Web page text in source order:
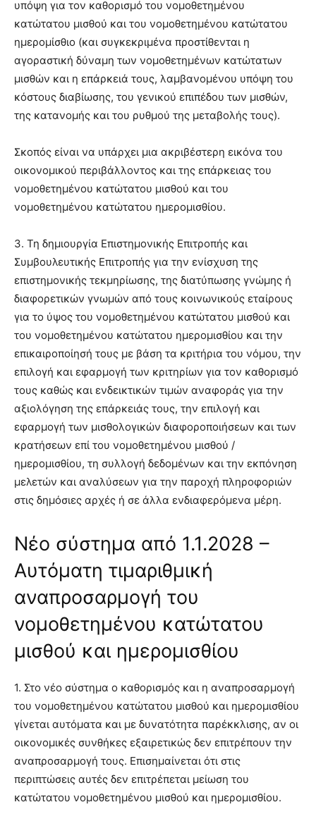
υπόψη για τον καθορισμό του νομοθετημένου
κατώτατου μισθού και του νομοθετημένου κατώτατου
ημερομίσθιο (και συγκεκριμένα προστίθενται η
αγοραστική δύναμη των νομοθετημένων κατώτατων
μισθών και η επάρκειά τους, λαμβανομένου υπόψη του
κόστους διαβίωσης, του γενικού επιπέδου των μισθών,
της κατανομής και του ρυθμού της μεταβολής τους).
Σκοπός είναι να υπάρχει μια ακριβέστερη εικόνα του
οικονομικού περιβάλλοντος και της επάρκειας του
νομοθετημένου κατώτατου μισθού και του
νομοθετημένου κατώτατου ημερομισθίου.
3. Τη δημιουργία Επιστημονικής Επιτροπής και
Συμβουλευτικής Επιτροπής για την ενίσχυση της
επιστημονικής τεκμηρίωσης, της διατύπωσης γνώμης ή
διαφορετικών γνωμών από τους κοινωνικούς εταίρους
για το ύψος του νομοθετημένου κατώτατου μισθού και
του νομοθετημένου κατώτατου ημερομισθίου και την
επικαιροποίησή τους με βάση τα κριτήρια του νόμου, την
επιλογή και εφαρμογή των κριτηρίων για τον καθορισμό
τους καθώς και ενδεικτικών τιμών αναφοράς για την
αξιολόγηση της επάρκειάς τους, την επιλογή και
εφαρμογή των μισθολογικών διαφοροποιήσεων και των
κρατήσεων επί του νομοθετημένου μισθού /
ημερομισθίου, τη συλλογή δεδομένων και την εκπόνηση
μελετών και αναλύσεων για την παροχή πληροφοριών
στις δημόσιες αρχές ή σε άλλα ενδιαφερόμενα μέρη.
Νέο σύστημα από 1.1.2028 –
Αυτόματη τιμαριθμική
αναπροσαρμογή του
νομοθετημένου κατώτατου
μισθού και ημερομισθίου
1. Στο νέο σύστημα ο καθορισμός και η αναπροσαρμογή
του νομοθετημένου κατώτατου μισθού και ημερομισθίου
γίνεται αυτόματα και με δυνατότητα παρέκκλισης, αν οι
οικονομικές συνθήκες εξαιρετικώς δεν επιτρέπουν την
αναπροσαρμογή τους. Επισημαίνεται ότι στις
περιπτώσεις αυτές δεν επιτρέπεται μείωση του
κατώτατου νομοθετημένου μισθού και ημερομισθίου.